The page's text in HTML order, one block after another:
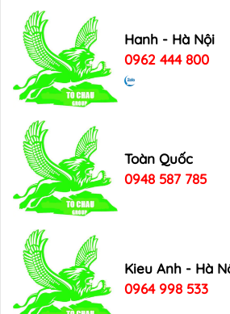
Hanh - Hà Nội
0962 444 800
Toàn Quốc
0948 587 785
Kieu Anh - Hà
0964 998 533